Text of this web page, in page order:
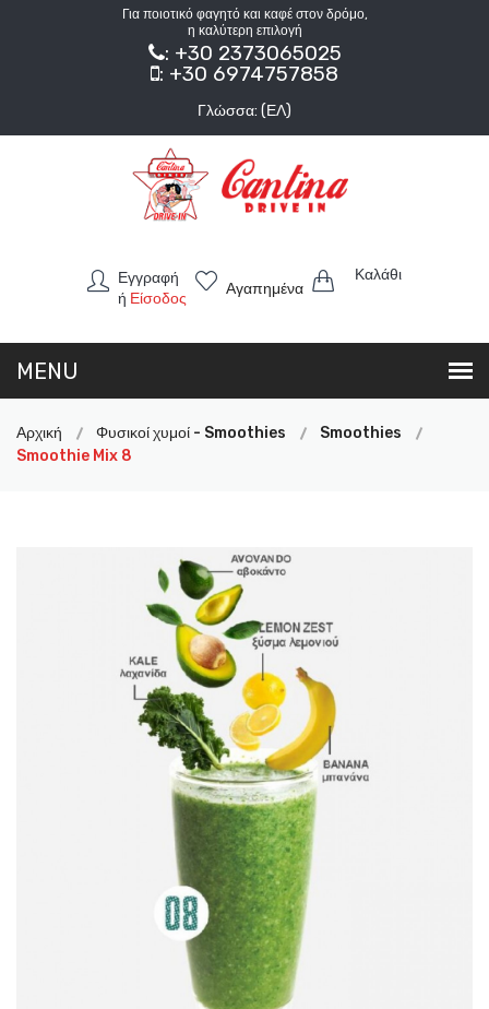
Για ποιοτικό φαγητό και καφέ στον δρόμο,
η καλύτερη επιλογή
: +30 2373065025
: +30 6974757858
Γλώσσα: (ΕΛ)
Εγγραφή
ή Είσοδος
Αγαπημένα
Καλάθι
Αρχική Φυσικοί χυμοί - Smoothies
Smoothies
Smoothie Mix 8